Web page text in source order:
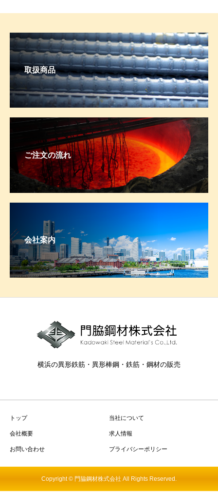
取扱商品
ご注文の流れ
会社案内
横浜の異形鉄筋・異形棒鋼・鉄筋・鋼材の販売
トップ 当社について
会社概要 求人情報
お問い合わせ プライバシーポリシー
Copyright © 門脇鋼材株式会社 All Rights Reserved.